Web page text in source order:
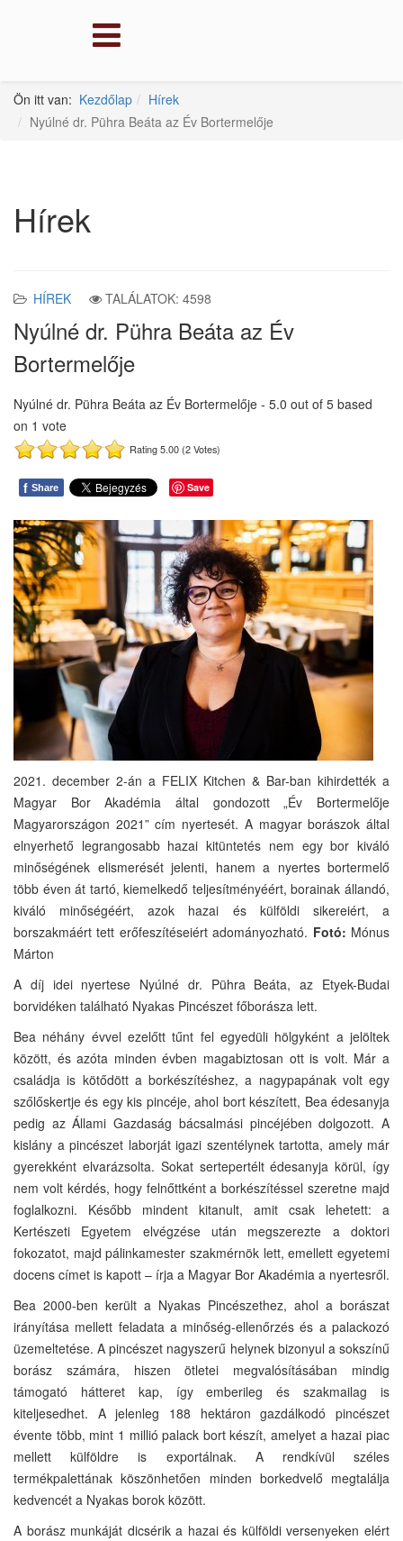
Ön itt van: Kezdőlap
Hírek
Nyúlné dr. Pühra Beáta az Év Bortermelője
Hírek
HÍREK TALÁLATOK: 4598
Nyúlné dr. Pühra Beáta az Év
Bortermelője
Nyúlné dr. Pühra Beáta az Év Bortermelője - 5.0 out of 5 based
on 1 vote
Rating 5.00 (2 Votes)
f Share Save
2021. december 2-án a FELIX Kitchen & Bar-ban kihirdették a
Magyar Bor Akadémia által gondozott „Év Bortermelője
Magyarországon 2021” cím nyertesét. A magyar borászok által
elnyerhető legrangosabb hazai kitüntetés nem egy bor kiváló
minőségének elismerését jelenti, hanem a nyertes bortermelő
több éven át tartó, kiemelkedő teljesítményéért, borainak állandó,
kiváló minőségéért, azok hazai és külföldi sikereiért, a
borszakmáért tett erőfeszítéseiért adományozható. Fotó: Mónus
Márton
A díj idei nyertese Nyúlné dr. Pühra Beáta, az Etyek-Budai
borvidéken található Nyakas Pincészet főborásza lett.
Bea néhány évvel ezelőtt tűnt fel egyedüli hölgyként a jelöltek
között, és azóta minden évben magabiztosan ott is volt. Már a
családja is kötődött a borkészítéshez, a nagypapának volt egy
szőlőskertje és egy kis pincéje, ahol bort készített, Bea édesanyja
pedig az Állami Gazdaság bácsalmási pincéjében dolgozott. A
kislány a pincészet laborját igazi szentélynek tartotta, amely már
gyerekként elvarázsolta. Sokat sertepertélt édesanyja körül, így
nem volt kérdés, hogy felnőttként a borkészítéssel szeretne majd
foglalkozni. Később mindent kitanult, amit csak lehetett: a
Kertészeti Egyetem elvégzése után megszerezte a doktori
fokozatot, majd pálinkamester szakmérnök lett, emellett egyetemi
docens címet is kapott – írja a Magyar Bor Akadémia a nyertesről.
Bea 2000-ben került a Nyakas Pincészethez, ahol a borászat
irányítása mellett feladata a minőség-ellenőrzés és a palackozó
üzemeltetése. A pincészet nagyszerű helynek bizonyul a sokszínű
borász számára, hiszen ötletei megvalósításában mindig
támogató hátteret kap, így emberileg és szakmailag is
kiteljesedhet. A jelenleg 188 hektáron gazdálkodó pincészet
évente több, mint 1 millió palack bort készít, amelyet a hazai piac
mellett külföldre is exportálnak. A rendkívül széles
termékpalettának köszönhetően minden borkedvelő megtalálja
kedvencét a Nyakas borok között.
A borász munkáját dicsérik a hazai és külföldi versenyeken elért